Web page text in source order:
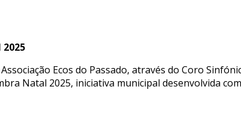
Ecos do Passado, através do Coro
Natal 2025, iniciativa municipal desenvolvida